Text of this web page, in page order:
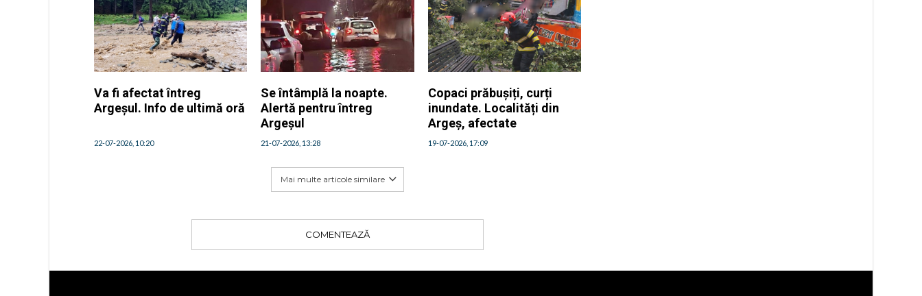
Va fi afectat întreg
Argeșul. Info de ultimă oră
22-07-2026, 10:20
Se întâmplă la noapte.
Alertă pentru întreg
Argeșul
21-07-2026, 13:28
Copaci prăbușiți, curți
inundate. Localități din
Argeș, afectate
19-07-2026, 17:09
Mai multe articole similare
COMENTEAZĂ